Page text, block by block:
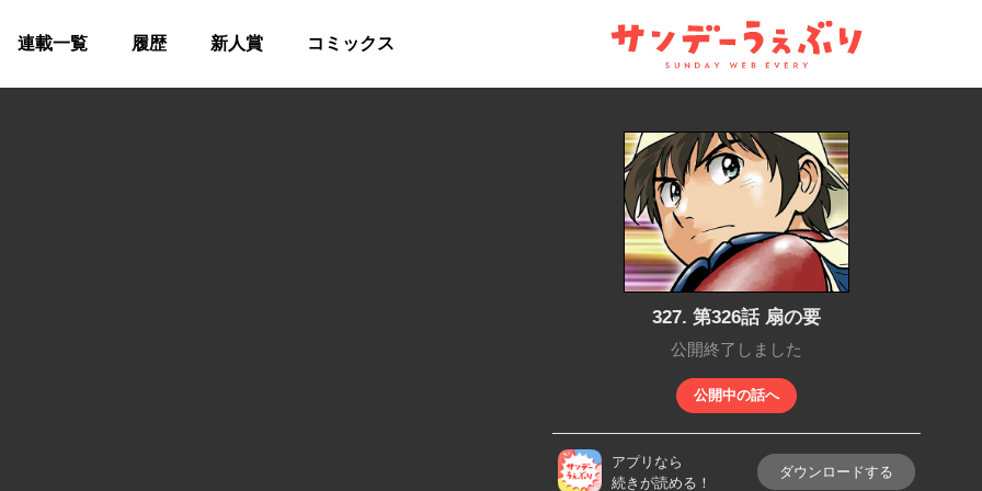
サンデーうぇぶり
連載一覧 履歴 新人賞 コミックス
327. 第326話 扇の要
公開終了しました
公開中の話へ
アプリなら
続きが読める！
ダウンロードする